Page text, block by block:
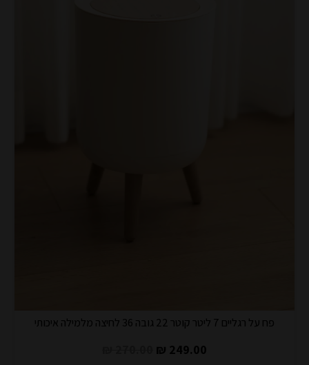
פח על רגליים 7 ליטר קוטר 22 גובה 36 לחיצה מלמילה איכותי
249.00 ₪